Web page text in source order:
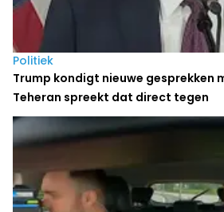
Politiek
Trump kondigt nieuwe gesprekken
Teheran spreekt dat direct tegen